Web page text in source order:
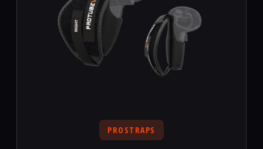
PROSTRAPS